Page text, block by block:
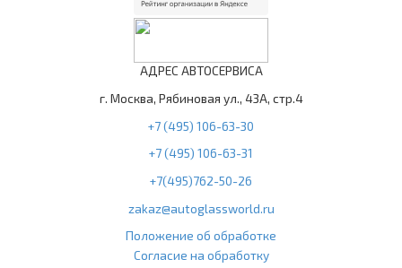
АДРЕС АВТОСЕРВИСА
г. Москва, Рябиновая ул., 43А, стр.4
+7 (495) 106-63-30
+7 (495) 106-63-31
+7(495)762-50-26
zakaz@autoglassworld.ru
Положение об обработке
Согласие на обработку